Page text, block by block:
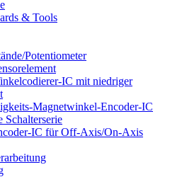
& Tools
Potentiometer
IC mit niedriger
Magnetwinkel-Encoder-IC
Schalterserie
IC für Off-Axis/On-Axis